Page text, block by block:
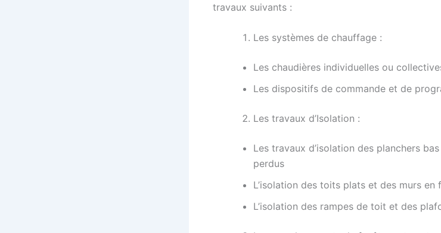
travaux suivants :
Les systèmes de chauffage :
Les chaudières individuelles ou
Les dispositifs de commande et de
Les travaux d’Isolation :
Les travaux d’isolation des planchers
perdus
L’isolation des toits plats et des murs en
L’isolation des rampes de toit et des